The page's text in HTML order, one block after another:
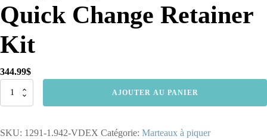
Quick Change Retainer
Kit
344.99$
quantité
VDEX
AJOUTER AU PANIER
SKU: 1291-1.942-VDEX Catégorie: Marteaux à piquer